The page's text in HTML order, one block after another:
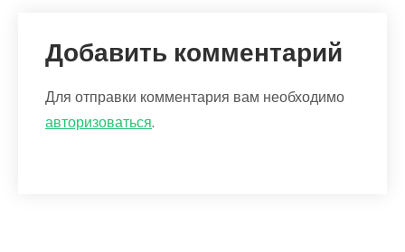
Добавить комментарий
Для отправки комментария вам необходимо
авторизоваться.